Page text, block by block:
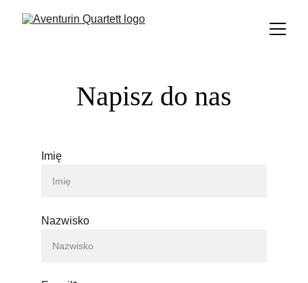
Napisz do nas
Imię
Nazwisko